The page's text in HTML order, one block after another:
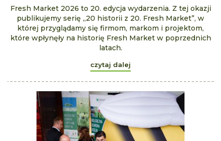
Fresh Market 2026 to 20. edycja wydarzenia. Z tej okazji
publikujemy serię „20 historii z 20. Fresh Market”, w
której przyglądamy się firmom, markom i projektom,
które wpłynęły na historię Fresh Market w poprzednich
latach.
czytaj dalej